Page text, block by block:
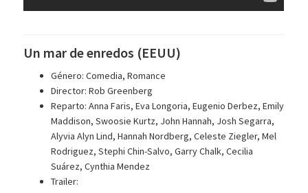
Un mar de enredos (EEUU)
Género: Comedia, Romance
Director: Rob Greenberg
Reparto: Anna Faris, Eva Longoria, Eugenio Derbez, Emily
Maddison, Swoosie Kurtz, John Hannah, Josh Segarra,
Alyvia Alyn Lind, Hannah Nordberg, Celeste Ziegler, Mel
Rodriguez, Stephi Chin-Salvo, Garry Chalk, Cecilia
Suárez, Cynthia Mendez
Trailer: